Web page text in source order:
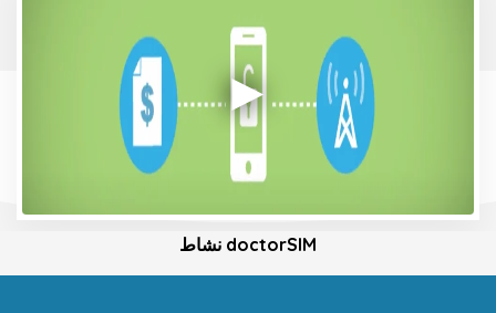
نشاط doctorSIM